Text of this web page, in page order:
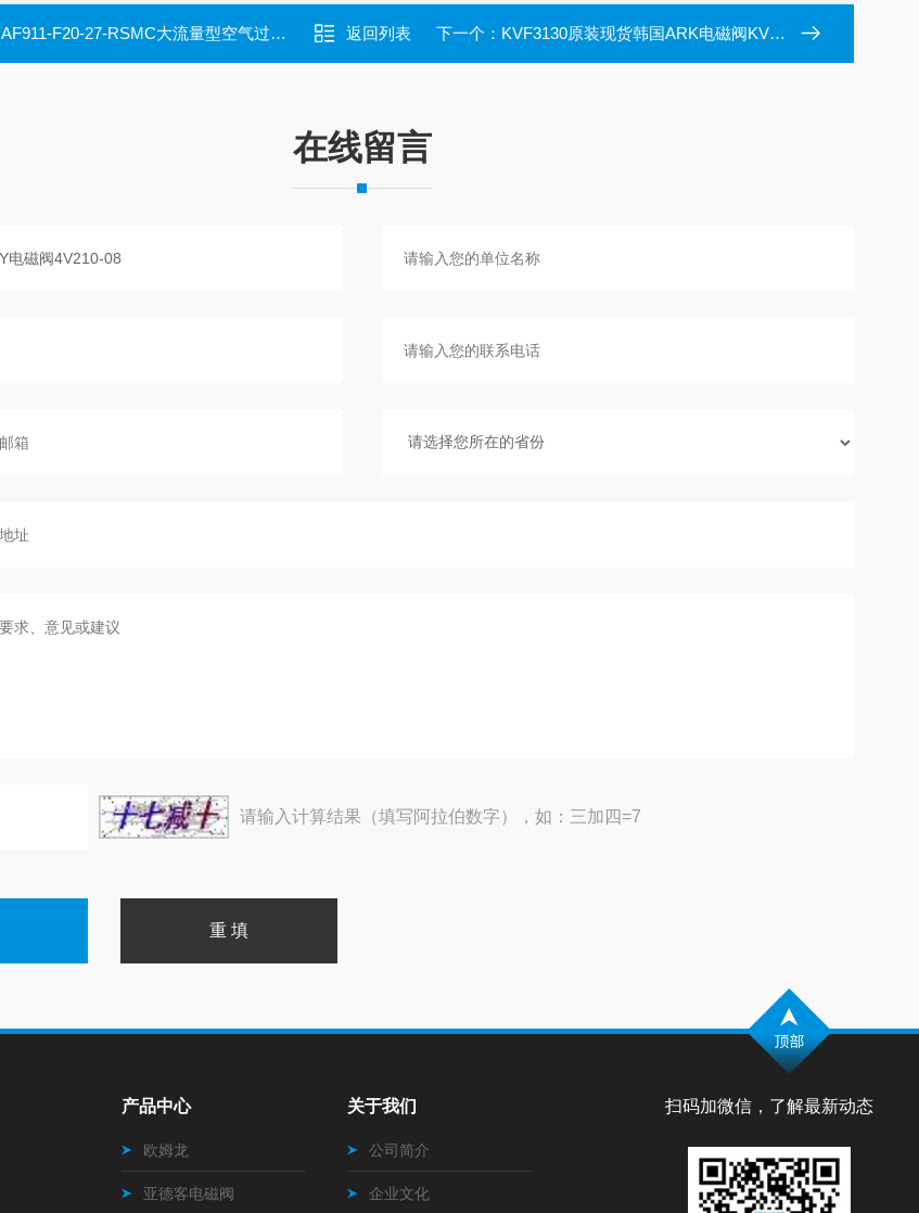
AF911-F20-27-RSMC大流量型空气过滤器 AF911-F20-27-R 返回列表 下一个： KVF3130原装现货韩国ARK电磁阀KVF3130
在线留言
请输入计算结果（填写阿拉伯数字），如：三加四=7
扫码加微信，了解最新动态
产品中心
欧姆龙
亚德客电磁阀
关于我们
公司简介
企业文化